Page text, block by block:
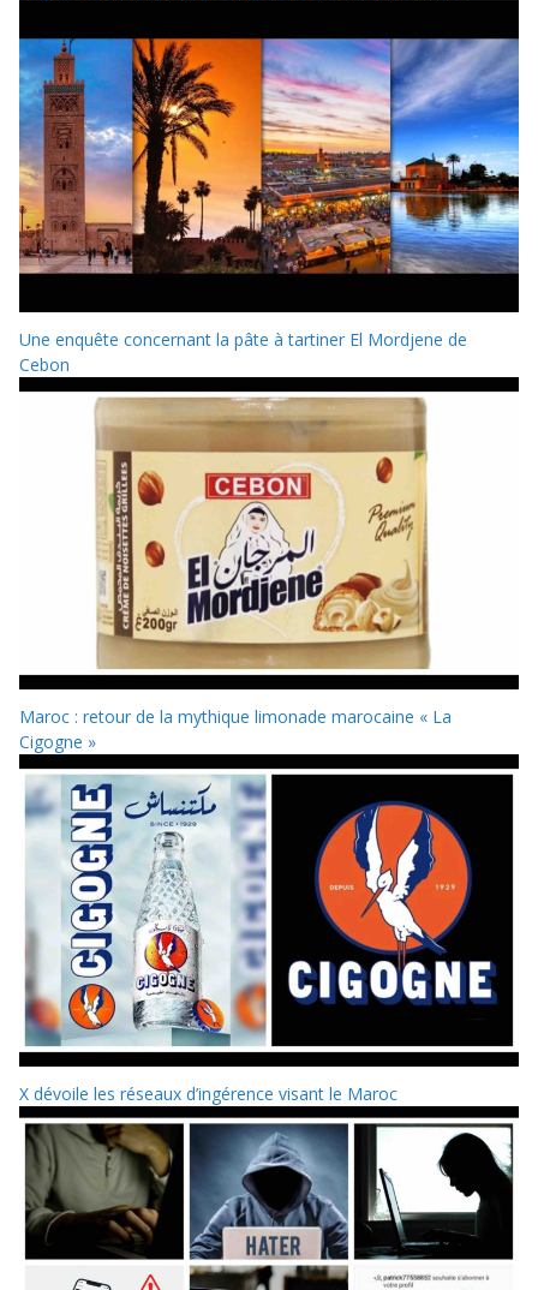
Une enquête concernant la pâte à tartiner El Mordjene de
Cebon
Maroc : retour de la mythique limonade marocaine « La
Cigogne »
X dévoile les réseaux d’ingérence visant le Maroc